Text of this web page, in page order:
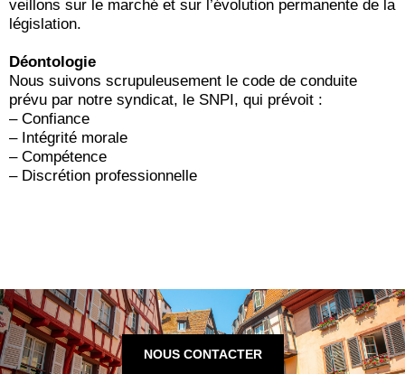
veillons sur le marché et sur l’évolution permanente de la
législation.
Déontologie
Nous suivons scrupuleusement le code de conduite
prévu par notre syndicat, le SNPI, qui prévoit :
– Confiance
– Intégrité morale
– Compétence
– Discrétion professionnelle
NOUS CONTACTER